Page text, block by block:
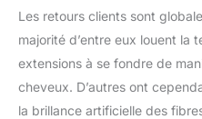
Les retours clients sont
majorité d’entre eux louent la
extensions à se fondre de
cheveux. D’autres ont
la brillance artificielle des